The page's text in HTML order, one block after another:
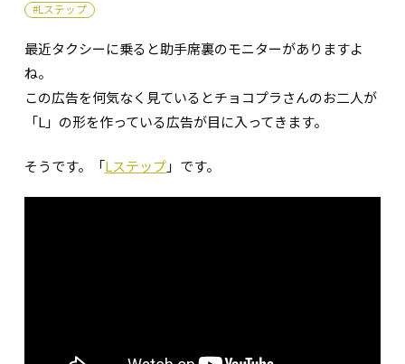
#Lステップ
最近タクシーに乗ると助手席裏のモニターがありますよ
ね。
この広告を何気なく見ているとチョコプラさんのお二人が
「L」の形を作っている広告が目に入ってきます。
そうです。「Lステップ」です。